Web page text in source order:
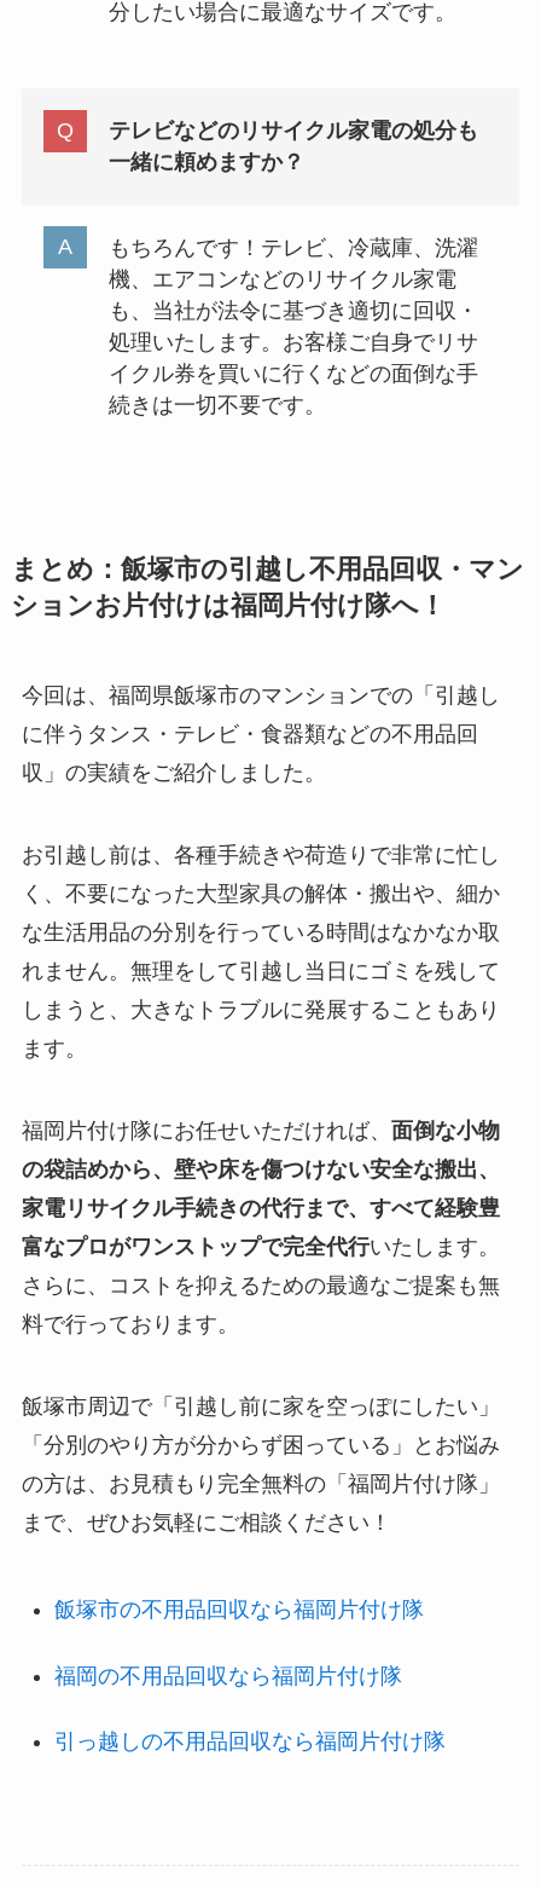
分したい場合に最適なサイズです。
テレビなどのリサイクル家電の処分も
一緒に頼めますか？
もちろんです！テレビ、冷蔵庫、洗濯
機、エアコンなどのリサイクル家電
も、当社が法令に基づき適切に回収・
処理いたします。お客様ご自身でリサ
イクル券を買いに行くなどの面倒な手
続きは一切不要です。
まとめ：飯塚市の引越し不用品回収・マン
ションお片付けは福岡片付け隊へ！
今回は、福岡県飯塚市のマンションでの「引越し
に伴うタンス・テレビ・食器類などの不用品回
収」の実績をご紹介しました。
お引越し前は、各種手続きや荷造りで非常に忙し
く、不要になった大型家具の解体・搬出や、細か
な生活用品の分別を行っている時間はなかなか取
れません。無理をして引越し当日にゴミを残して
しまうと、大きなトラブルに発展することもあり
ます。
福岡片付け隊にお任せいただければ、 面倒な小物
の袋詰めから、壁や床を傷つけない安全な搬出、
家電リサイクル手続きの代行まで、すべて経験豊
富なプロがワンストップで完全代行いたします。
さらに、コストを抑えるための最適なご提案も無
料で行っております。
飯塚市周辺で「引越し前に家を空っぽにしたい」
「分別のやり方が分からず困っている」とお悩み
の方は、お見積もり完全無料の「福岡片付け隊」
まで、ぜひお気軽にご相談ください！
飯塚市の不用品回収なら福岡片付け隊
福岡の不用品回収なら福岡片付け隊
引っ越しの不用品回収なら福岡片付け隊